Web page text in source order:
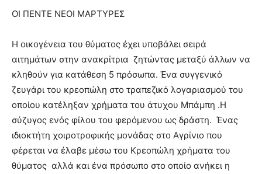
ΟΙ ΠΕΝΤΕ ΝΕΟΙ ΜΑΡΤΥΡΕΣ
Η οικογένεια του θύματος έχει υποβάλει σειρά
αιτημάτων στην ανακρίτρια ζητώντας μεταξύ άλλων να
κληθούν για κατάθεση 5 πρόσωπα. Ένα συγγενικό
ζευγάρι του κρεοπώλη στο τραπεζικό λογαριασμού του
οποίου κατέληξαν χρήματα του άτυχου Μπάμπη .Η
σύζυγος ενός φίλου του φερόμενου ως δράστη. Ένας
ιδιοκτήτη χοιροτροφικής μονάδας στο Αγρίνιο που
φέρεται να έλαβε μέσω του Κρεοπώλη χρήματα του
θύματος αλλά και ένα πρόσωπο στο οποίο ανήκει η